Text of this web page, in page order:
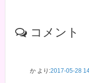
コメント
か より:2017-05-28